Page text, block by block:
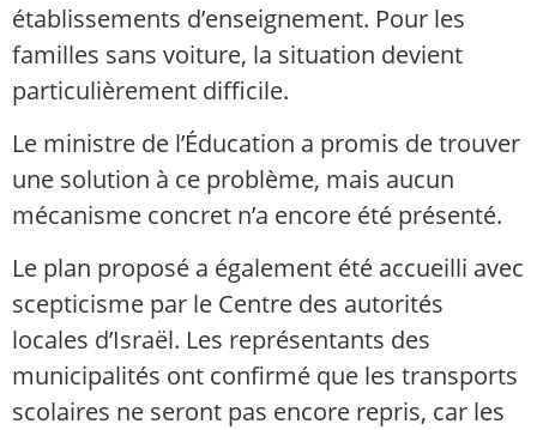
établissements d’enseignement. Pour les
familles sans voiture, la situation devient
particulièrement difficile.
Le ministre de l’Éducation a promis de trouver
une solution à ce problème, mais aucun
mécanisme concret n’a encore été présenté.
Le plan proposé a également été accueilli avec
scepticisme par le Centre des autorités
locales d’Israël. Les représentants des
municipalités ont confirmé que les transports
scolaires ne seront pas encore repris, car les